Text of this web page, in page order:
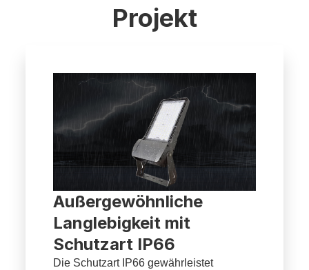
Projekt
Außergewöhnliche
Langlebigkeit mit
Schutzart IP66
Die Schutzart IP66 gewährleistet